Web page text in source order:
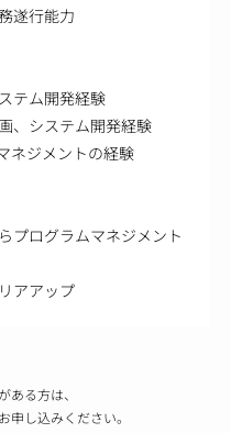
遂行能力
テム開発経験
、システム開発経験
ネジメントの経験
プログラムマネジメント
アアップ
ある方は、
申し込みください。